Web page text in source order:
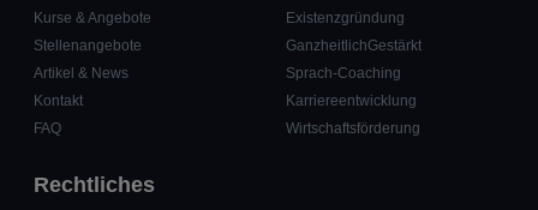
Kurse & Angebote
Stellenangebote
Artikel & News
Kontakt
FAQ
Existenzgründung
GanzheitlichGestärkt
Sprach-Coaching
Karriereentwicklung
Wirtschaftsförderung
Rechtliches